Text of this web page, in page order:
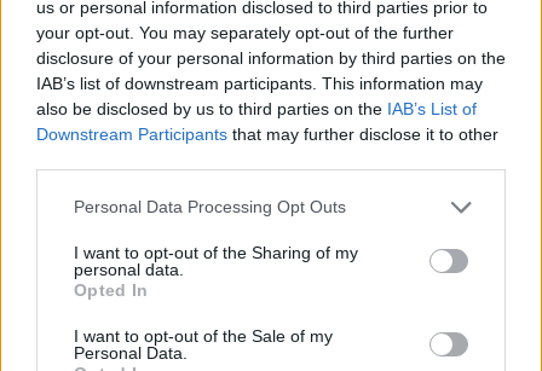
us or personal information disclosed to third parties prior to
your opt-out. You may separately opt-out of the further
disclosure of your personal information by third parties on the
IAB’s list of downstream participants. This information may
also be disclosed by us to third parties on the IAB’s List of
Downstream Participants that may further disclose it to other
Personal Data Processing Opt Outs
I want to opt-out of the Sharing of my
personal data.
Opted In
I want to opt-out of the Sale of my
Personal Data.
Πρωτοσέλιδο 15.07.26